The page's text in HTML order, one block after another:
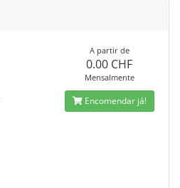
A partir de
0.00 CHF
Mensalmente
Encomendar já!